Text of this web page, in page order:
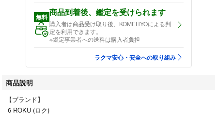
無料 商品到着後、鑑定を受けられます
購入者は商品受け取り後、KOMEHYOによる判
定を利用できます。
※鑑定事業者への送料は購入者負担
ラクマ安心・安全への取り組み
商品説明
【ブランド】
6 ROKU (ロク)